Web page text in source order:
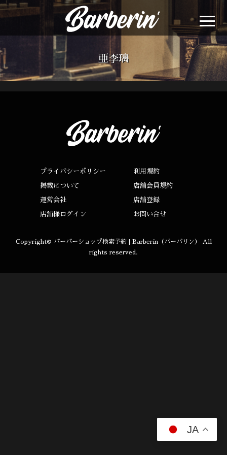
亜李璃
プライバシーポリシー 利用規約
掲載について 店舗会員規約
運営会社 店舗登録
店舗様ログイン お問い合せ
Copyright© バーバーショップ検索予約 | Barberin（バーバリン）
All
rights reserved.
JA